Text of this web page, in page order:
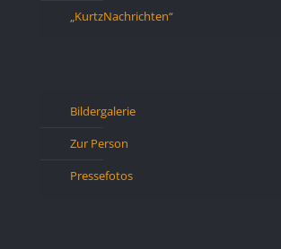
„KurtzNachrichten“
Bildergalerie
Zur Person
Pressefotos